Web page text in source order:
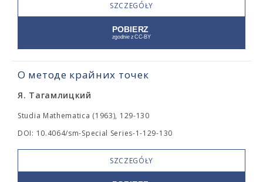
SZCZEGÓŁY
О методе крайних точек
Я. Тагамлицкий
Studia Mathematica (1963), 129-130
DOI: 10.4064/sm-Special Series-1-129-130
SZCZEGÓŁY